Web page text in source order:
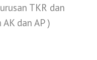
TKR dan
dan AP )